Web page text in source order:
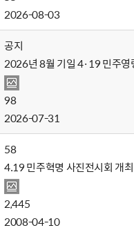
2026-08-03
공지
2026년 8월 기일 4·19 민주영
98
2026-07-31
58
4.19 민주혁명 사진전시회 개최
2,445
2008-04-10